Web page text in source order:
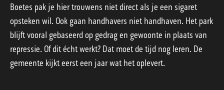
Boetes pak je hier trouwens niet direct als je een sigaret
opsteken wil. Ook gaan handhavers niet handhaven. Het park
blijft vooral gebaseerd op gedrag en gewoonte in plaats van
repressie. Of dit écht werkt? Dat moet de tijd nog leren. De
gemeente kijkt eerst een jaar wat het oplevert.